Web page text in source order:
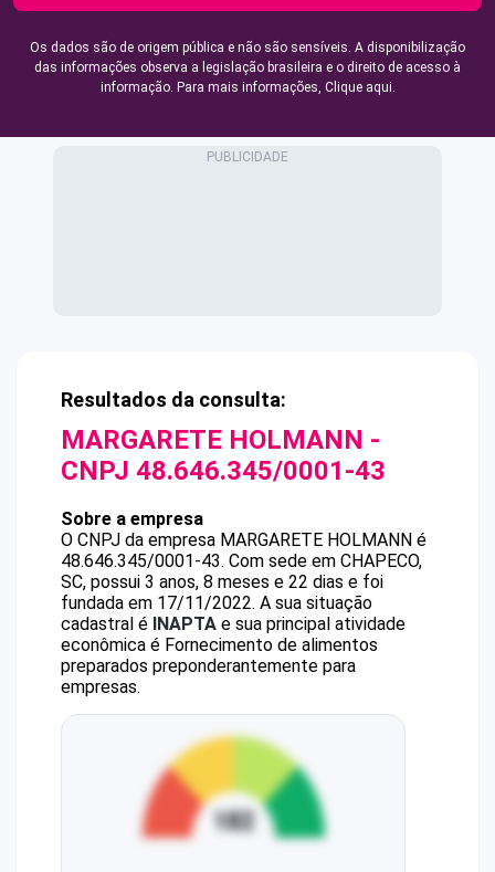
Os dados são de origem pública e não são sensíveis. A disponibilização
das informações observa a legislação brasileira e o direito de acesso à
informação. Para mais informações, Clique aqui.
Resultados da consulta:
MARGARETE HOLMANN -
CNPJ 48.646.345/0001-43
Sobre a empresa
O CNPJ da empresa MARGARETE HOLMANN é
48.646.345/0001-43. Com sede em CHAPECO,
SC, possui 3 anos, 8 meses e 22 dias e foi
fundada em 17/11/2022. A sua situação
cadastral é INAPTA e sua principal atividade
econômica é Fornecimento de alimentos
preparados preponderantemente para
empresas.